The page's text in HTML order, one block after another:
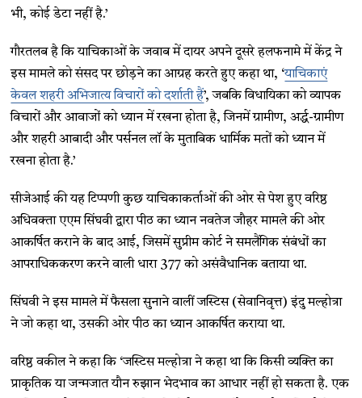
भी, कोई डेटा नहीं है.’
गौरतलब है कि याचिकाओं के जवाब में दायर अपने दूसरे हलफनामे में केंद्र ने
इस मामले को संसद पर छोड़ने का आग्रह करते हुए कहा था, ‘याचिकाएं
केवल शहरी अभिजात्य विचारों को दर्शाती हैं’, जबकि विधायिका को व्यापक
विचारों और आवाजों को ध्यान में रखना होता है, जिनमें ग्रामीण, अर्द्ध-ग्रामीण
और शहरी आबादी और पर्सनल लॉ के मुताबिक धार्मिक मतों को ध्यान में
रखना होता है.’
सीजेआई की यह टिप्पणी कुछ याचिकाकर्ताओं की ओर से पेश हुए वरिष्ठ
अधिवक्ता एएम सिंघवी द्वारा पीठ का ध्यान नवतेज जौहर मामले की ओर
आकर्षित कराने के बाद आई, जिसमें सुप्रीम कोर्ट ने समलैंगिक संबंधों का
आपराधिककरण करने वाली धारा 377 को असंवैधानिक बताया था.
सिंघवी ने इस मामले में फैसला सुनाने वालीं जस्टिस (सेवानिवृत्त) इंदु मल्होत्रा
ने जो कहा था, उसकी ओर पीठ का ध्यान आकर्षित कराया था.
वरिष्ठ वकील ने कहा कि ‘जस्टिस मल्होत्रा ने कहा था कि किसी व्यक्ति का
प्राकृतिक या जन्मजात यौन रुझान भेदभाव का आधार नहीं हो सकता है. एक